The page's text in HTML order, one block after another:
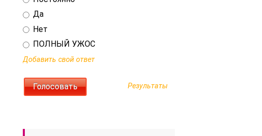
Да
Нет
ПОЛНЫЙ УЖОС
Добавить свой ответ
Результаты